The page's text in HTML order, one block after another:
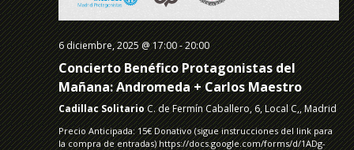
6 diciembre, 2025 @ 17:00-20:00
Concierto Benéfico Protagonistas del
Mañana: Andromeda + Carlos Maestro
Cadillac SolitarioC. de Fermín Caballero, 6, Local C,, Madrid
Precio Anticipada: 15€ Donativo (sigue instrucciones del link para
la compra de entradas) https://docs.google.com/forms/d/1ADg-